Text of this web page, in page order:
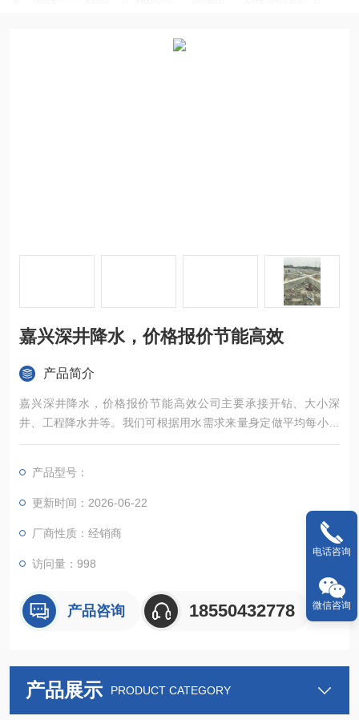
嘉兴深井降水，价格报价节能高效
产品简介
嘉兴深井降水，价格报价节能高效公司主要承接开钻、大小深
井、工程降水井等。我们可根据用水需求来量身定做平均每小时
出水量为3-100吨的深水井。此井可用于生产用水，机械冷却用
质清澈味纯。
产品型号：
更新时间：2026-06-22
厂商性质：经销商
访问量：998
产品咨询 18550432778
产品展示 PRODUCT CATEGORY
电话咨询
微信咨询